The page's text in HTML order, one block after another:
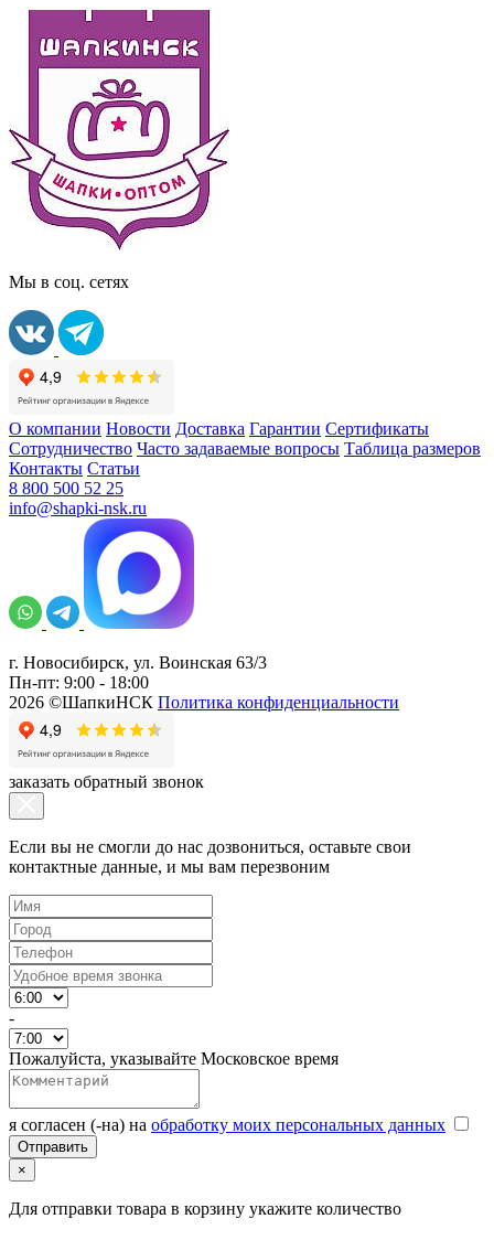
Мы в соц. сетях
О компании Новости Доставка Гарантии Сертификаты
Сотрудничество Часто задаваемые вопросы Таблица размеров
Контакты Статьи
8 800 500 52 25
info@shapki-nsk.ru
г. Новосибирск, ул. Воинская 63/3
Пн-пт: 9:00 - 18:00
2026 ©ШапкиНСК Политика конфиденциальности
заказать обратный звонок
Если вы не смогли до нас дозвониться, оставьте свои
контактные данные, и мы вам перезвоним
-
Пожалуйста, указывайте Московское время
я согласен (-на) на обработку моих персональных данных
×
Для отправки товара в корзину укажите количество